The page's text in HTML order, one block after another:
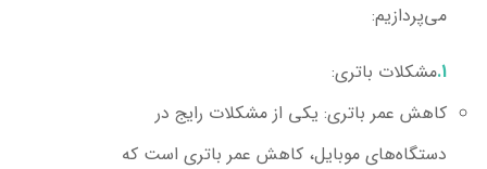
می‌پردازیم:
مشکلات باتری:
کاهش عمر باتری: یکی از مشکلات رایج در
دستگاه‌های موبایل، کاهش عمر باتری است که